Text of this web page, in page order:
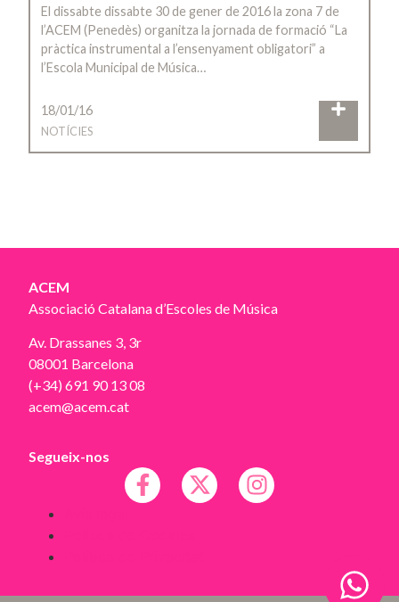
El dissabte dissabte 30 de gener de 2016 la zona 7 de
l’ACEM (Penedès) organitza la jornada de formació “La
pràctica instrumental a l’ensenyament obligatori” a
l’Escola Municipal de Música…
18/01/16
NOTÍCIES
ACEM
Associació Catalana d’Escoles de Música
Av. Drassanes 3, 3r
08001 Barcelona
(+34) 691 90 13 08
acem@acem.cat
Segueix-nos